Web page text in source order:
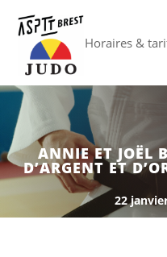
Horaires &
ANNIE ET JOËL
D’ARGENT ET
22